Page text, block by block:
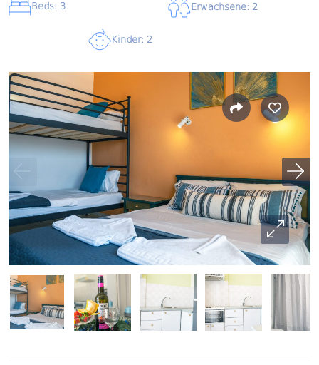
Beds: 3 Erwachsene: 2
Kinder: 2